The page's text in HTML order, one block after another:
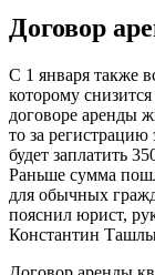
Договор
С 1 января также
которому
договоре аренды
то за
будет заплатить
Раньше сумма
для обычных
пояснил юрист,
Константин